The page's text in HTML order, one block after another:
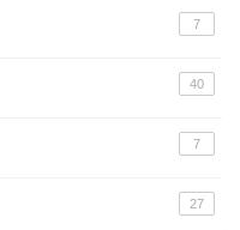
7
40
7
27